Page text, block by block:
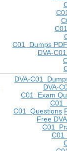
C01 Dumps PDF
DVA-
DVA-C01
DVA-
C01 Exam
C01
C01 Questions
Free
C01
C01